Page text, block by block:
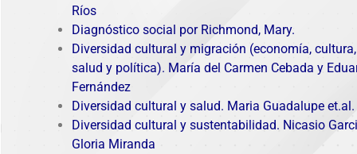
Ríos
Diagnóstico social por Richmond, Mary.
Diversidad cultural y migración (economía, cultura,
salud y política). María del Carmen Cebada y
Fernández
Diversidad cultural y salud. Maria Guadalupe et.al.
Diversidad cultural y sustentabilidad. Nicasio
Gloria Miranda